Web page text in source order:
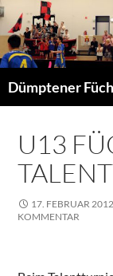
Dümptener
SPRINGEN
U13
17. FEBRUAR 2012
KOMMENTAR